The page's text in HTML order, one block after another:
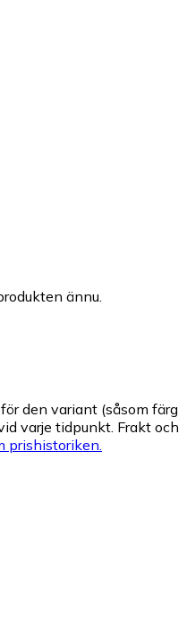
ännu.
den variant (såsom färg
varje tidpunkt. Frakt och
prishistoriken.